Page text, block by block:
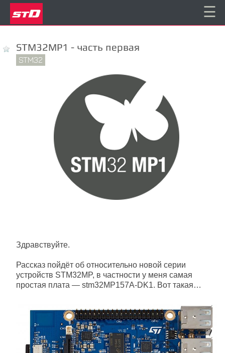
☰
STM32MP1 - часть первая
STM32
Здравствуйте.
Рассказ пойдёт об относительно новой серии
устройств STM32MP, в частности у меня самая
простая плата — stm32MP157A-DK1. Вот такая…